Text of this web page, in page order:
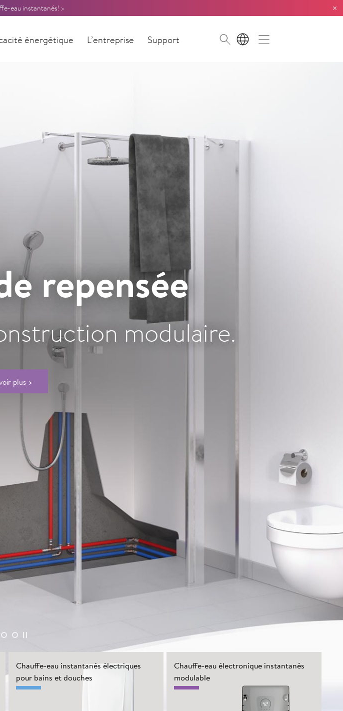
eau instantanés! > ×
énergétique L’entreprise Support FR
repensée
modulaire.
plus >
Chauffe-eau instantanés électriques
pour bains et douches
Chauffe-eau électronique instantanés
modulable